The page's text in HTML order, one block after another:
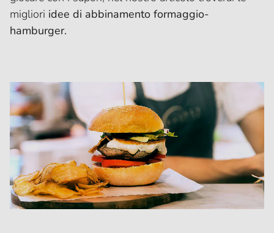
migliori idee di abbinamento formaggio-
hamburger.